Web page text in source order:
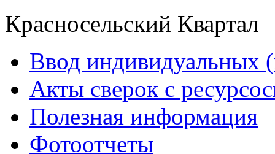
Красносельский Квартал
Ввод индивидуальных
Акты сверок с
Полезная информация
Фотоотчеты